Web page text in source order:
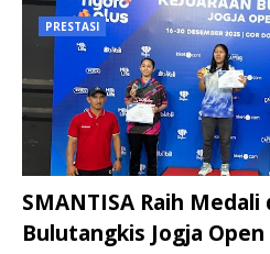
PRESTASI
SMANTISA Raih Medali
Bulutangkis Jogja Open